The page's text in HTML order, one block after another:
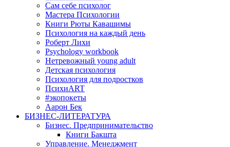
Сам себе психолог
Мастера Психологии
Книги Рюты Кавашимы
Психология на каждый день
Роберт Лихи
Psychology workbook
Нетревожный young adult
Детская психология
Психология для подростков
ПсихиART
#экопокеты
Аарон Бек
БИЗНЕС-ЛИТЕРАТУРА
Бизнес. Предпринимательство
Книги Бакшта
Управление. Менеджмент